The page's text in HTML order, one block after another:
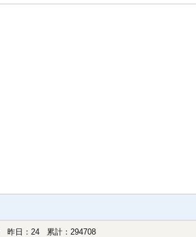
昨日：24 累計：294708